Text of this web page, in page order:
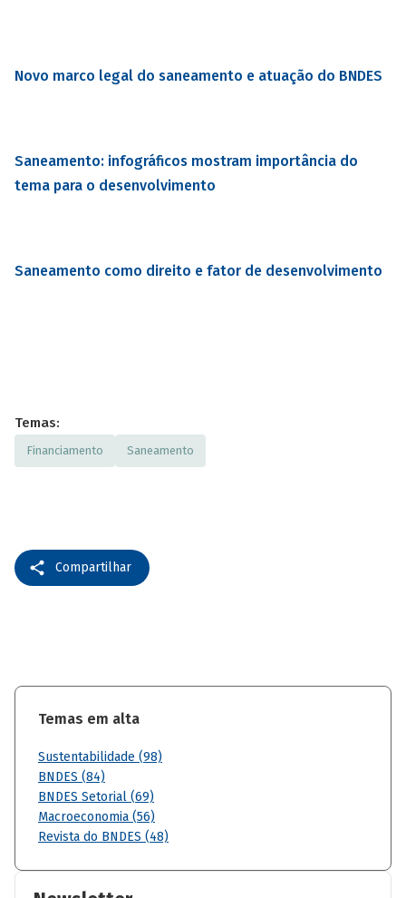
Novo marco legal do saneamento e atuação do BNDES
Saneamento: infográficos mostram importância do
tema para o desenvolvimento
Saneamento como direito e fator de desenvolvimento
Temas:
Financiamento Saneamento
Compartilhar
Temas em alta
Sustentabilidade (98)
BNDES (84)
BNDES Setorial (69)
Macroeconomia (56)
Revista do BNDES (48)